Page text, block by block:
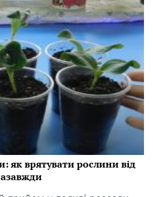
як врятувати рослини від